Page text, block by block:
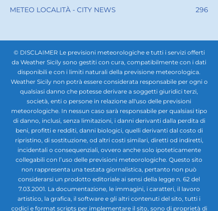
METEO LOCALITÀ - CITY NEWS
296
© DISCLAIMER Le previsioni meteorologiche e tutti i servizi offerti
da Weather Sicily sono gestiti con cura, compatibilmente con i dati
disponibili e con i limiti naturali della previsione meteorologica.
Weather Sicily non potrà essere considerata responsabile per ogni o
qualsiasi danno che potesse derivare a soggetti giuridici terzi,
società, enti o persone in relazione all'uso delle previsioni
meteorologiche. In nessun caso sarà responsabile per qualsiasi tipo
di danno, inclusi, senza limitazioni, i danni derivanti dalla perdita di
beni, profitti e redditi, danni biologici, quelli derivanti dal costo di
ripristino, di sostituzione, od altri costi similari, diretti od indiretti,
incidentali o consequenziali, ovvero anche solo ipoteticamente
collegabili con l’uso delle previsioni meteorologiche. Questo sito
non rappresenta una testata giornalistica, pertanto non può
considerarsi un prodotto editoriale ai sensi della legge n. 62 del
7.03.2001. La documentazione, le immagini, i caratteri, il lavoro
artistico, la grafica, il software e gli altri contenuti del sito, tutti i
codici e format scripts per implementare il sito, sono di proprietà di